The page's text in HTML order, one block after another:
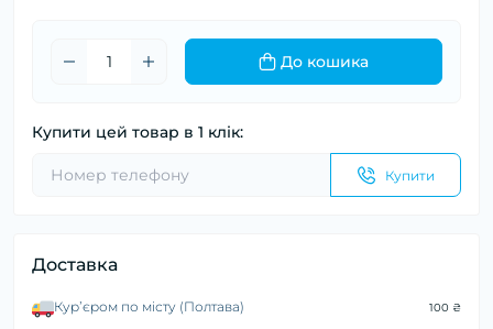
До кошика
Купити цей товар в 1 клік:
Купити
Доставка
Курʼєром по місту (Полтава) 100 ₴